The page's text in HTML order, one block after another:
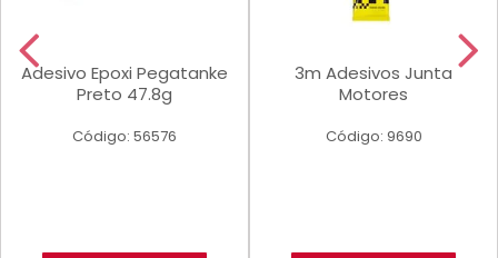
Adesivo Epoxi Pegatanke
Preto 47.8g
Código: 56576
3m Adesivos Junta
Motores
Código: 9690